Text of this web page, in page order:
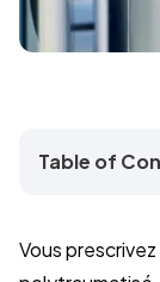
Table of
Vous